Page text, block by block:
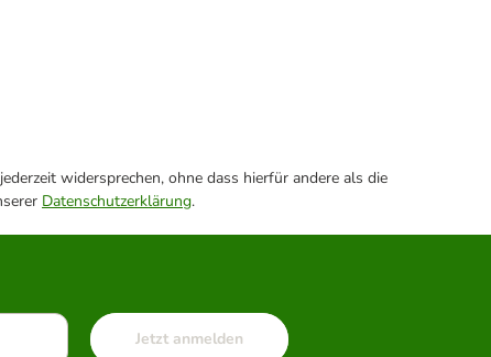
widersprechen, ohne dass hierfür andere als die
Datenschutzerklärung.
Jetzt anmelden